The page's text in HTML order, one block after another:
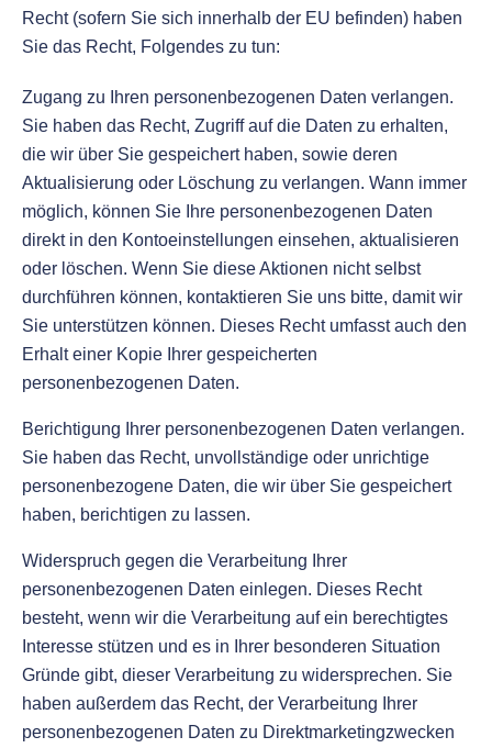
Recht (sofern Sie sich innerhalb der EU befinden) haben
Sie das Recht, Folgendes zu tun:
Zugang zu Ihren personenbezogenen Daten verlangen.
Sie haben das Recht, Zugriff auf die Daten zu erhalten,
die wir über Sie gespeichert haben, sowie deren
Aktualisierung oder Löschung zu verlangen. Wann immer
möglich, können Sie Ihre personenbezogenen Daten
direkt in den Kontoeinstellungen einsehen, aktualisieren
oder löschen. Wenn Sie diese Aktionen nicht selbst
durchführen können, kontaktieren Sie uns bitte, damit wir
Sie unterstützen können. Dieses Recht umfasst auch den
Erhalt einer Kopie Ihrer gespeicherten
personenbezogenen Daten.
Berichtigung Ihrer personenbezogenen Daten verlangen.
Sie haben das Recht, unvollständige oder unrichtige
personenbezogene Daten, die wir über Sie gespeichert
haben, berichtigen zu lassen.
Widerspruch gegen die Verarbeitung Ihrer
personenbezogenen Daten einlegen. Dieses Recht
besteht, wenn wir die Verarbeitung auf ein berechtigtes
Interesse stützen und es in Ihrer besonderen Situation
Gründe gibt, dieser Verarbeitung zu widersprechen. Sie
haben außerdem das Recht, der Verarbeitung Ihrer
personenbezogenen Daten zu Direktmarketingzwecken